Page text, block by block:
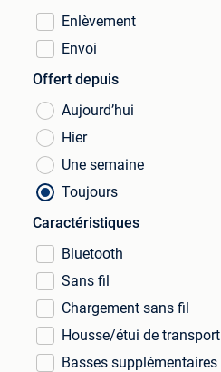
Enlèvement
Envoi
Offert depuis
Aujourd’hui
Hier
Une semaine
Toujours
Caractéristiques
Bluetooth
Sans fil
Chargement sans fil
Housse/étui de transport
Basses supplémentaires